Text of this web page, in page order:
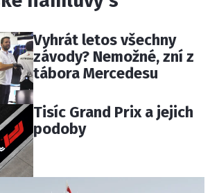
Vyhrát letos všechny
závody? Nemožné, zní z
tábora Mercedesu
Tisíc Grand Prix a jejich
podoby